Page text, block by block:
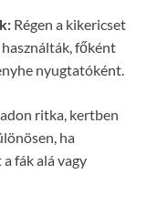
Régen a kikericset
főként
nyugtatóként.
ritka, kertben
ha
fák alá vagy